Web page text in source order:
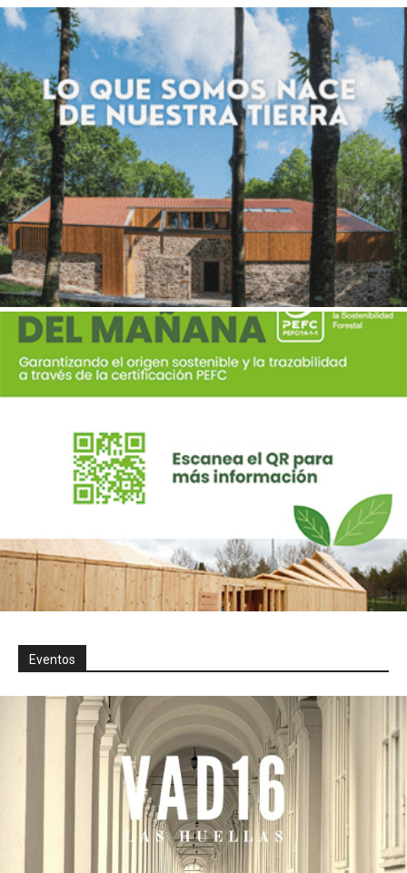
Eventos